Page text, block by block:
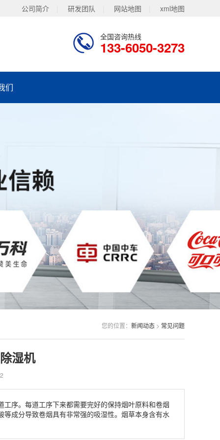
公司简介 研发团队 网站地图 xml地图
全国咨询热线
133-6050-3273
们
您的位置： 新闻动态 > 常见问题
湿机
序。每道工序下来都需要完好的保持烟叶原料和卷烟
成分导致卷烟具有非常强的吸湿性。烟草本身含有水